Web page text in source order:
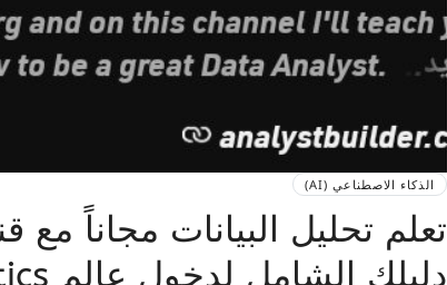
الذكاء الاصطناعي (AI)
دليلك الشامل لدخول عالم Data Analytics